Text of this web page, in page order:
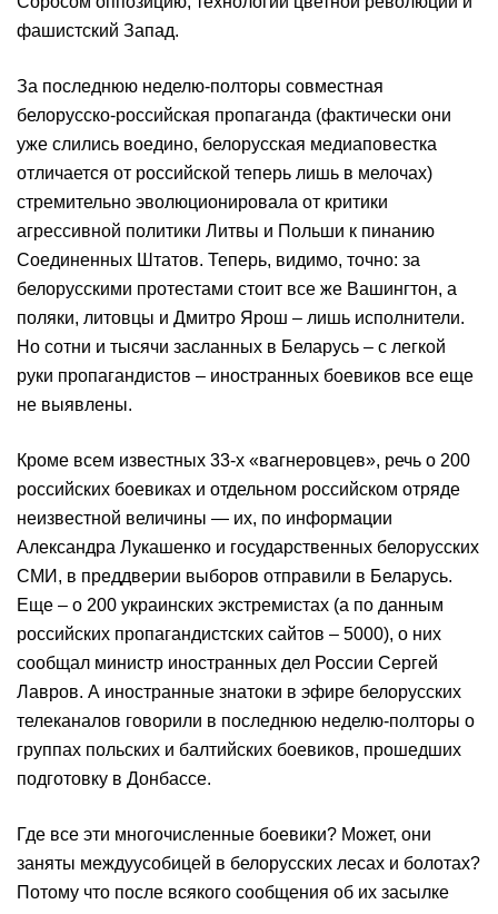
фашистский Запад.
За последнюю неделю-полторы совместная
белорусско-российская пропаганда (фактически они
уже слились воедино, белорусская медиаповестка
отличается от российской теперь лишь в мелочах)
стремительно эволюционировала от критики
агрессивной политики Литвы и Польши к пинанию
Соединенных Штатов. Теперь, видимо, точно: за
белорусскими протестами стоит все же Вашингтон, а
поляки, литовцы и Дмитро Ярош – лишь исполнители.
Но сотни и тысячи засланных в Беларусь – с легкой
руки пропагандистов – иностранных боевиков все еще
не выявлены.
Кроме всем известных 33-х «вагнеровцев», речь о 200
российских боевиках и отдельном российском отряде
неизвестной величины — их, по информации
Александра Лукашенко и государственных белорусских
СМИ, в преддверии выборов отправили в Беларусь.
Еще – о 200 украинских экстремистах (а по данным
российских пропагандистских сайтов – 5000), о них
сообщал министр иностранных дел России Сергей
Лавров. А иностранные знатоки в эфире белорусских
телеканалов говорили в последнюю неделю-полторы о
группах польских и балтийских боевиков, прошедших
подготовку в Донбассе.
Где все эти многочисленные боевики? Может, они
заняты междуусобицей в белорусских лесах и болотах?
Потому что после всякого сообщения об их засылке